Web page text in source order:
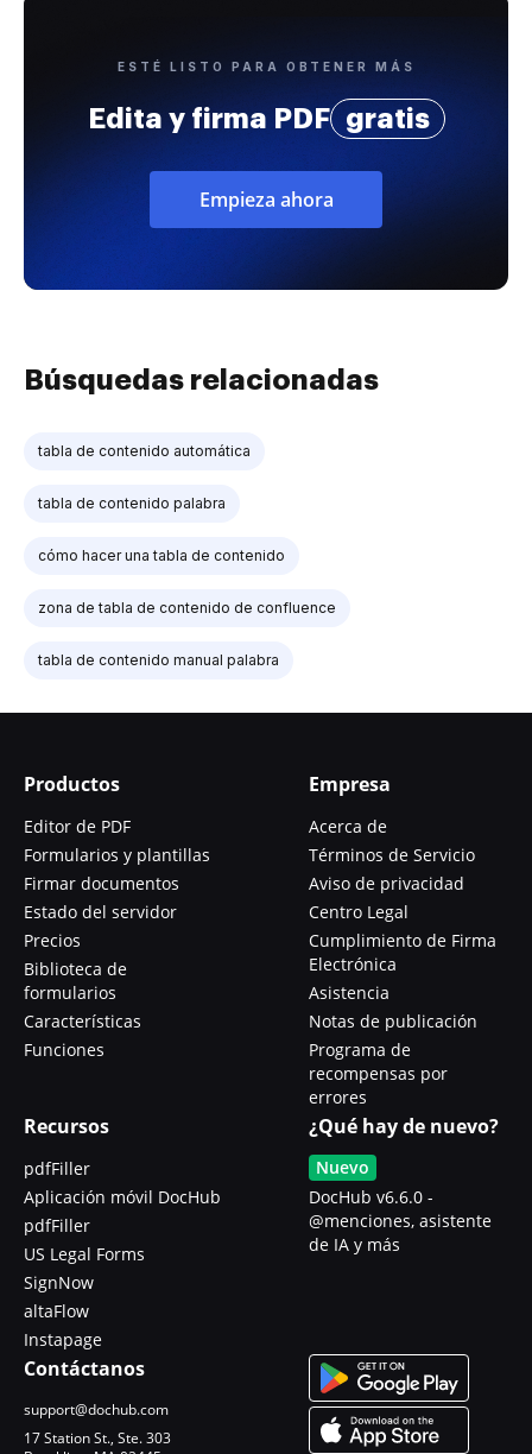
ESTÉ LISTO PARA OBTENER MÁS
Edita y firma PDF gratis
Empieza ahora
Búsquedas relacionadas
tabla de contenido automática
tabla de contenido palabra
cómo hacer una tabla de contenido
zona de tabla de contenido de confluence
tabla de contenido manual palabra
Productos
Editor de PDF
Formularios y plantillas
Firmar documentos
Estado del servidor
Precios
Biblioteca de
formularios
Características
Funciones
Empresa
Acerca de
Términos de Servicio
Aviso de privacidad
Centro Legal
Cumplimiento de Firma
Electrónica
Asistencia
Notas de publicación
Programa de
recompensas por
errores
Recursos
pdfFiller
Aplicación móvil DocHub
pdfFiller
US Legal Forms
SignNow
altaFlow
Instapage
¿Qué hay de nuevo?
Nuevo
DocHub v6.6.0 -
@menciones, asistente
de IA y más
Contáctanos
support@dochub.com
17 Station St., Ste. 303